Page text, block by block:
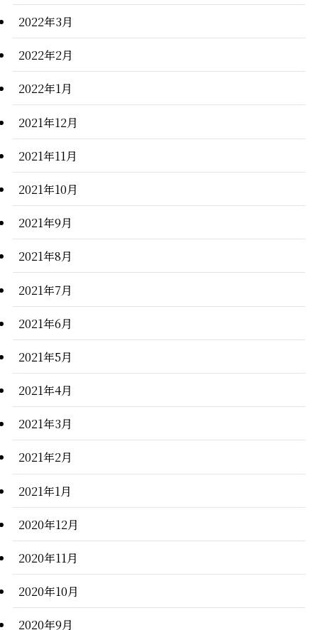
2022年3月
2022年2月
2022年1月
2021年12月
2021年11月
2021年10月
2021年9月
2021年8月
2021年7月
2021年6月
2021年5月
2021年4月
2021年3月
2021年2月
2021年1月
2020年12月
2020年11月
2020年10月
2020年9月